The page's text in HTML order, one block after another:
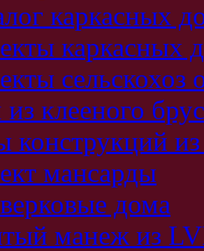
каркасных
каркасных
сельскохоз
клееного
конструкций
мансарды
дома
манеж из